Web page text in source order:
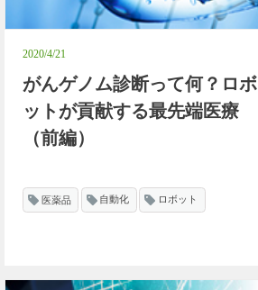
2020/4/21
がんゲノム診断って何？ロボ
ットが貢献する最先端医療
（前編）
医薬品 自動化 ロボット